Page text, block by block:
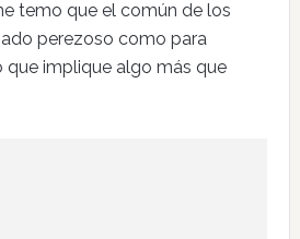
temo que el común de los
perezoso como para
que implique algo más que